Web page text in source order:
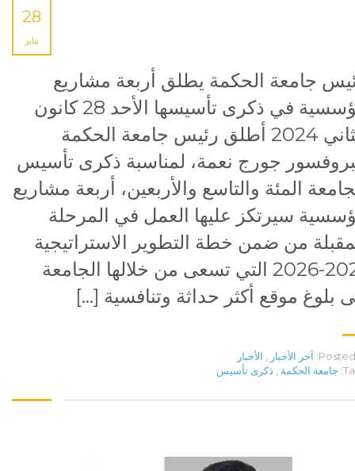
28
يناير
جامعة الحكمة يطلق أربعة مشاريع
مؤسسية في ذكرى تأسيسها الأحد 28 كانون
الثاني 2024 أطلق رئيس جامعة الحكمة
جورج نعمة، لمناسبة ذكرى تأسيس
المئة والتاسع والأربعين، أربعة مشاريع
سيرتكز عليها العمل في المرحلة
من ضمن خطة التطوير الاستراتيجية
2021-2026 التي تسعى من خلالها الجامعة
بلوغ موقع أكثر حداثة وتنافسية […]
Posted آخر الأخبار
الأخبار
جامعة الحكمة ذكرى تأسيس